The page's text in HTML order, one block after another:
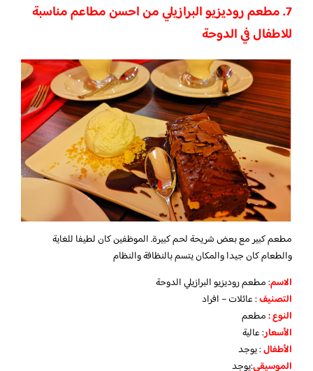
7. مطعم روديزيو البرازيلي من احسن مطاعم مناسبة
للاطفال في الدوحة
مطعم كبير مع بعض شريحة لحم كبيرة. الموظفين كان لطيفا للغاية
والطعام كان جيدا والمكان يتسم بالنظافة والنظام
الاسم: مطعم روديزيو البرازيلي الدوحة
التصنيف: عائلات – افراد
النوع :مطعم
الأسعار:عالية
الأطفال:يوجد
الموسيقى:يوجد